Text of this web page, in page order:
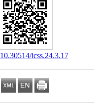
‎ 10.30514/icss.24.3.17